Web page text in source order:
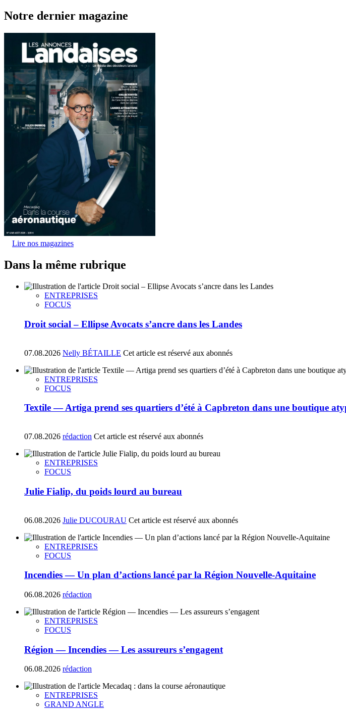
Notre dernier magazine
Lire nos magazines
Dans la même rubrique
ENTREPRISES
FOCUS
Droit social – Ellipse Avocats s’ancre dans les Landes
07.08.2026 Nelly BÉTAILLE Cet article est réservé aux abonnés
ENTREPRISES
FOCUS
Textile — Artiga prend ses quartiers d’été à Capbreton dans une boutique
07.08.2026 rédaction Cet article est réservé aux abonnés
ENTREPRISES
FOCUS
Julie Fialip, du poids lourd au bureau
06.08.2026 Julie DUCOURAU Cet article est réservé aux abonnés
ENTREPRISES
FOCUS
Incendies — Un plan d’actions lancé par la Région Nouvelle-Aquitaine
06.08.2026 rédaction
ENTREPRISES
FOCUS
Région — Incendies — Les assureurs s’engagent
06.08.2026 rédaction
ENTREPRISES
GRAND ANGLE